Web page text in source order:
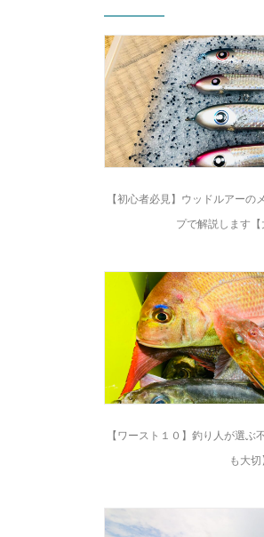
【初心者必見】ウッドルアーの
プで解説します【
【ワースト１０】釣り人が選ぶ
も大切